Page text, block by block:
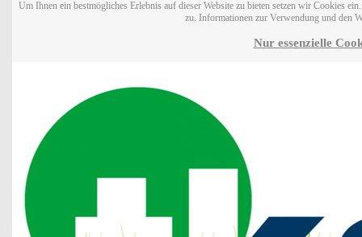
Um Ihnen ein bestmögliches Erlebnis auf dieser Website zu bieten setzen wir Cookies
zu. Informationen zur Verwendung und den
Nur essenzielle